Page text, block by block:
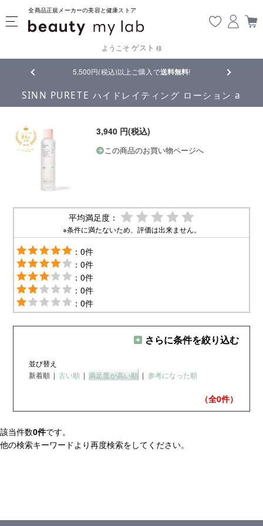
全商品正規メーカーの美容と健康ストア
ようこそ ゲスト 様
5,500円(税込)以上ご購入で送料無料! 【重要】
SINN PURETE ハイドレイティング ローション a
3,940 円(税込)
この商品のお買い物ページへ
平均満足度：
※条件に満たないため、評価は出来ません。
：0件
：0件
：0件
：0件
：0件
さらに条件を絞り込む
並び替え
新着順 | 古い順 | 満足度が高い順 | 参考になった順
（全0件）
該当件数0件です。
他の検索キーワードより再度検索をしてください。